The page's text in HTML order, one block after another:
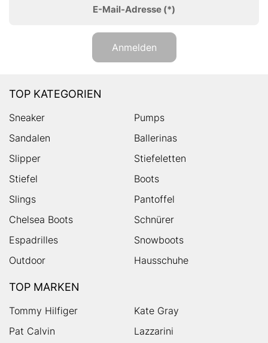
E-Mail-Adresse (*)
Anmelden
TOP KATEGORIEN
Sneaker
Pumps
Sandalen
Ballerinas
Slipper
Stiefeletten
Stiefel
Boots
Slings
Pantoffel
Chelsea Boots
Schnürer
Espadrilles
Snowboots
Outdoor
Hausschuhe
TOP MARKEN
Tommy Hilfiger
Kate Gray
Pat Calvin
Lazzarini